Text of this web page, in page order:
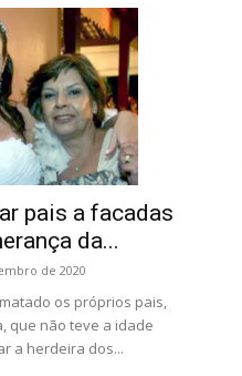
pais a facadas
da...
de 2020
os próprios pais,
que não teve a idade
a herdeira dos...